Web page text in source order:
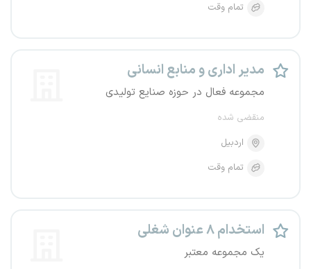
تمام وقت
مدیر اداری و منابع انسانی
مجموعه فعال در حوزه صنایع تولیدی
منقضی شده
اردبیل
تمام وقت
استخدام ۸ عنوان شغلی
یک مجموعه معتبر